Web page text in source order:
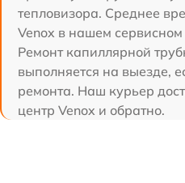
тепловизора. Среднее
Venox в нашем сервисном
Ремонт капиллярной
выполняется на выезде,
ремонта. Наш курьер
центр Venox и обратно.